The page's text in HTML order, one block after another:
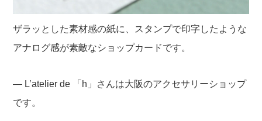
ザラッとした素材感の紙に、スタンプで印字したような
アナログ感が素敵なショップカードです。
— L’atelier de 「h」さんは大阪のアクセサリーショップ
です。